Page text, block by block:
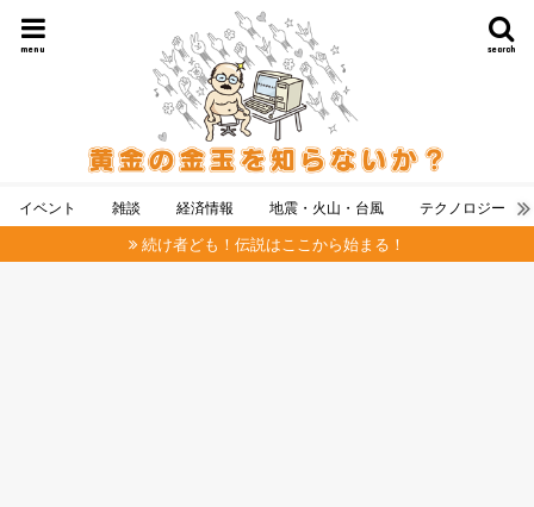
search
menu
イベント 雑談 経済情報 地震・火山・台風 テクノロジー
続け者ども！伝説はここから始まる！